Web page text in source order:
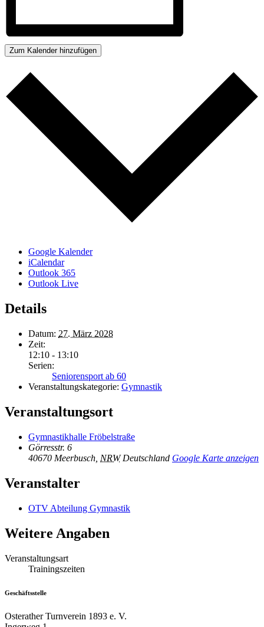
Zum Kalender hinzufügen
Google Kalender
iCalendar
Outlook 365
Outlook Live
Details
Datum: 27. März 2028
Zeit:
12:10 - 13:10
Serien:
Seniorensport ab 60
Veranstaltungskategorie: Gymnastik
Veranstaltungsort
Gymnastikhalle Fröbelstraße
Görresstr. 6
40670 Meerbusch NRW Deutschland Google Karte anzeigen
Veranstalter
OTV Abteilung Gymnastik
Weitere Angaben
Veranstaltungsart
Trainingszeiten
Geschäftsstelle
Osterather Turnverein 1893 e. V.